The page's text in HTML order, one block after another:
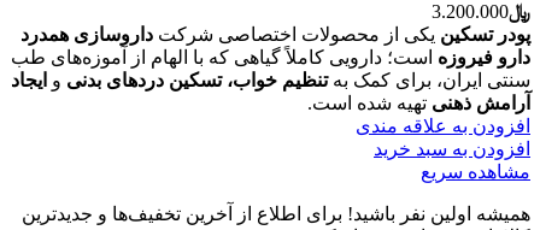
﷼3.200.000
پودر تسکین یکی از محصولات اختصاصی شرکت داروسازی همدرد
دارو فیروزه است؛ دارویی کاملاً گیاهی که با الهام از آموزه‌های طب
سنتی ایران، برای کمک بهتنظیم خواب، تسکین دردهای بدنی و ایجاد
آرامش ذهنی تهیه شده است.
افزودن به علاقه مندی
افزودن به سبد خرید
مشاهده سریع
همیشه اولین نفر باشید! برای اطلاع از آخرین تخفیف‌ها و جدیدترین